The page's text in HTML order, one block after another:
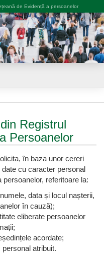
Registrul
Persoanelor
în baza unor cereri
cu caracter personal
referitoare la:
data și locul nașterii,
în cauză);
eliberate persoanelor
acordate;
atribuit.
de Evidență a persoanelor